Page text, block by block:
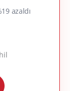
azaldı